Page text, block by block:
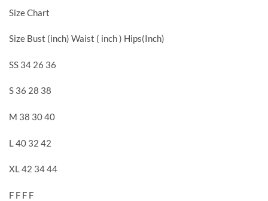
Size Chart
Size Bust (inch) Waist ( inch ) Hips(Inch)
SS 34 26 36
S 36 28 38
M 38 30 40
L 40 32 42
XL 42 34 44
F F F F